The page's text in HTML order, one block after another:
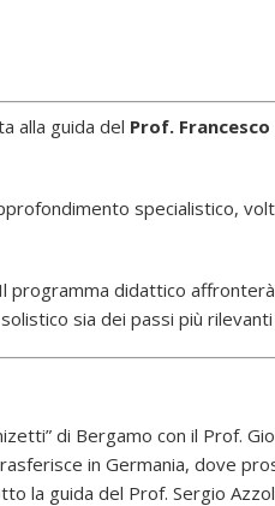
alla guida del Prof. Francesco
specialistico,
didattico
sia dei passi più
di Bergamo con il Prof.
in Germania, dove
la guida del Prof. Sergio